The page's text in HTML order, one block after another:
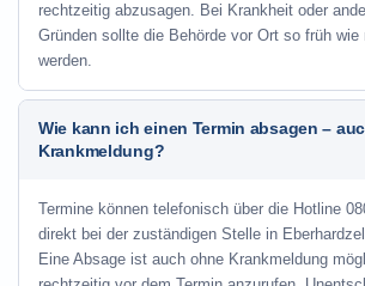
rechtzeitig abzusagen. Bei Krankheit oder
Gründen sollte die Behörde vor Ort so früh
werden.
Wie kann ich einen Termin absagen –
Krankmeldung?
Termine können telefonisch über die Hotline
direkt bei der zuständigen Stelle in
Eine Absage ist auch ohne Krankmeldung